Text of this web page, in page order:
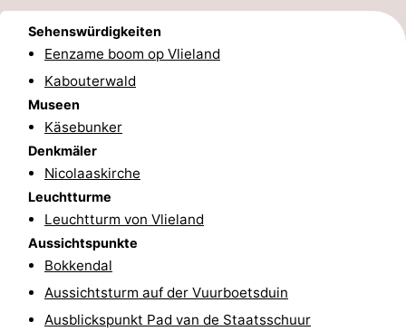
Reisebuchshop
Medizin
Adressen
Region
Friesland
Leeuwarden
Watteninseln
Sehenswürdigkeiten
Eenzame boom op Vlieland
Kabouterwald
Museen
Käsebunker
Denkmäler
Nicolaaskirche
Leuchtturme
Leuchtturm von Vlieland
Aussichtspunkte
Bokkendal
Aussichtsturm auf der Vuurboetsduin
Ausblickspunkt Pad van de Staatsschuur